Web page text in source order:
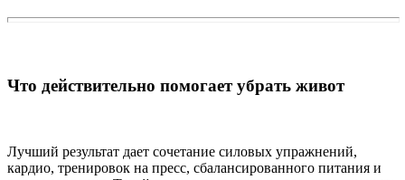
Что действительно помогает убрать живот
Лучший результат дает сочетание силовых упражнений,
кардио, тренировок на пресс, сбалансированного питания и